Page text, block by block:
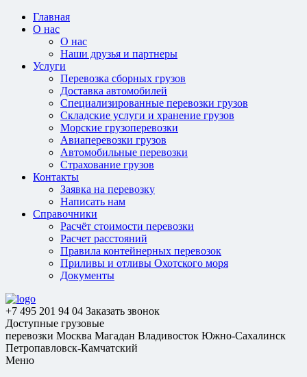
Главная
О нас
О нас
Наши друзья и партнеры
Услуги
Перевозка сборных грузов
Доставка автомобилей
Специализированные перевозки грузов
Складские услуги и хранение грузов
Морские грузоперевозки
Авиаперевозки грузов
Автомобильные перевозки
Страхование грузов
Контакты
Заявка на перевозку
Написать нам
Справочники
Расчёт стоимости перевозки
Расчет расстояний
Правила контейнерных перевозок
Приливы и отливы Охотского моря
Документы
+7 495 201 94 04 Заказать звонок
Доступные грузовые
перевозки Москва Магадан Владивосток Южно-Сахалинск
Петропавловск-Камчатский
Меню